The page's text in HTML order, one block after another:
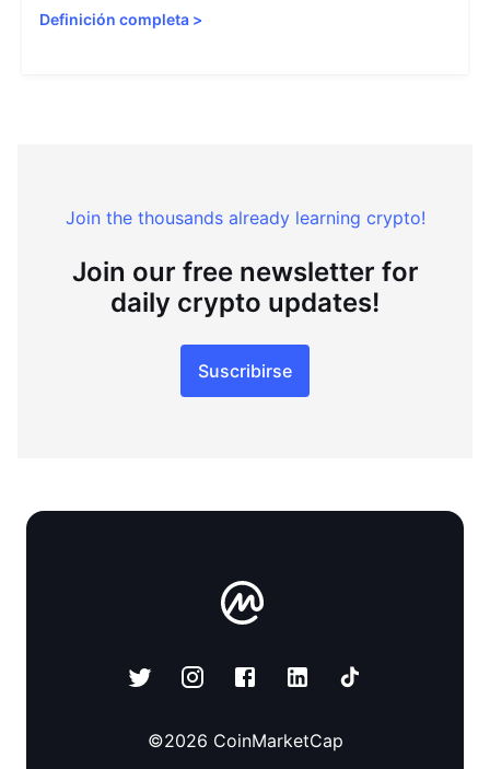
Definición completa >
Join the thousands already learning crypto!
Join our free newsletter for
daily crypto updates!
Suscribirse
©2026 CoinMarketCap